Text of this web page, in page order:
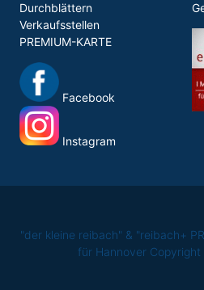
Durchblättern
Verkaufsstellen
PREMIUM-KARTE
Facebook
Instagram
"der kleine reibach" & "reibach+
für Hannover